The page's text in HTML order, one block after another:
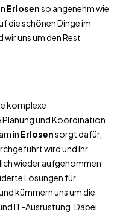
Erlosenso angenehm wie
die schönen Dinge im
uns um den Rest
komplexe
und Koordination
in Erlosensorgt dafür,
wird und Ihr
wieder aufgenommen
Lösungen für
kümmern uns um die
IT-Ausrüstung. Dabei